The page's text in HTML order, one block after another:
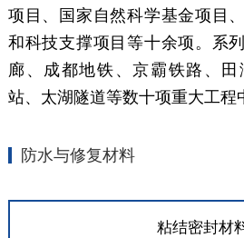
项目、国家自然科学基金项目
和科技支撑项目等十余项。系
廊、成都地铁、京霸铁路、
站、太湖隧道等数十项重大工程
防水与修复材料
粘结密封材